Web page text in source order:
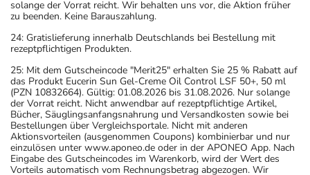
solange der Vorrat reicht. Wir behalten uns vor, die Aktion früher
zu beenden. Keine Barauszahlung.
24: Gratislieferung innerhalb Deutschlands bei Bestellung mit
rezeptpflichtigen Produkten.
25: Mit dem Gutscheincode "Merit25" erhalten Sie 25 % Rabatt auf
das Produkt Eucerin Sun Gel-Creme Oil Control LSF 50+, 50 ml
(PZN 10832664). Gültig: 01.08.2026 bis 31.08.2026. Nur solange
der Vorrat reicht. Nicht anwendbar auf rezeptpflichtige Artikel,
Bücher, Säuglingsanfangsnahrung und Versandkosten sowie bei
Bestellungen über Vergleichsportale. Nicht mit anderen
Aktionsvorteilen (ausgenommen Coupons) kombinierbar und nur
einzulösen unter www.aponeo.de oder in der APONEO App. Nach
Eingabe des Gutscheincodes im Warenkorb, wird der Wert des
Vorteils automatisch vom Rechnungsbetrag abgezogen. Wir